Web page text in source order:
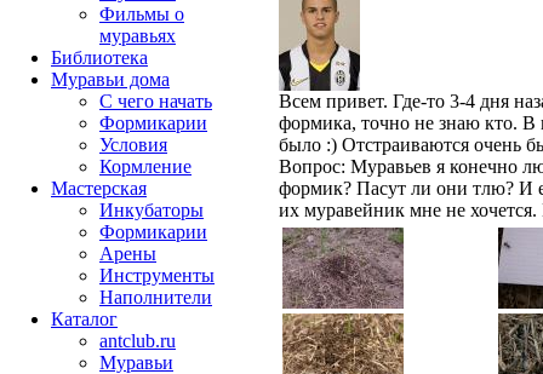
Всем привет. Где-то 3-4 дня
формика, точно не знаю кто. В
было :) Отстраиваются очень
Вопрос: Муравьев я конечно
формик? Пасут ли они тлю? И
их муравейник мне не
Фильмы о
муравьях
Библиотека
Муравьи дома
С чего начать
Формикарии
Условия
Кормление
Мастерская
Инкубаторы
Формикарии
Арены
Инструменты
Наполнители
Каталог
antclub.ru
Муравьи